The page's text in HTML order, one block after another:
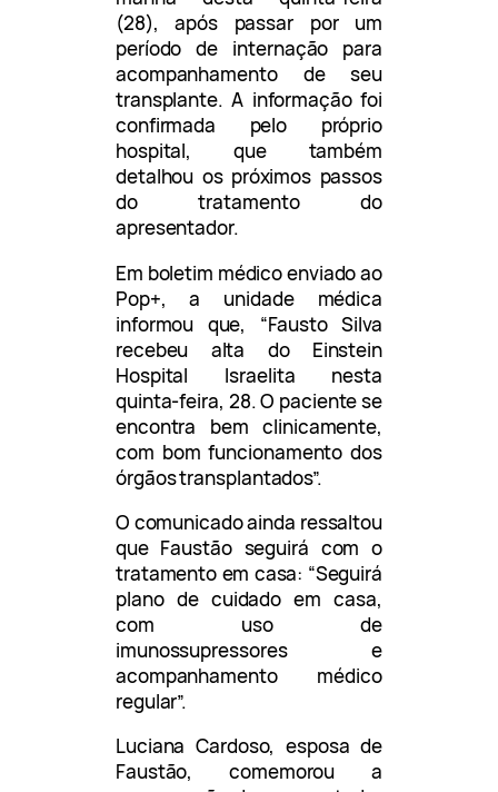
(28), após passar por um
período de internação para
acompanhamento de seu
transplante. A informação foi
confirmada pelo próprio
hospital, que também
detalhou os próximos passos
do tratamento do
apresentador.
Em boletim médico enviado ao
Pop+, a unidade médica
informou que, “Fausto Silva
recebeu alta do Einstein
Hospital Israelita nesta
quinta-feira, 28. O paciente se
encontra bem clinicamente,
com bom funcionamento dos
órgãos transplantados”.
O comunicado ainda ressaltou
que Faustão seguirá com o
tratamento em casa: “Seguirá
plano de cuidado em casa,
com uso de
imunossupressores e
acompanhamento médico
regular”.
Luciana Cardoso, esposa de
Faustão, comemorou a